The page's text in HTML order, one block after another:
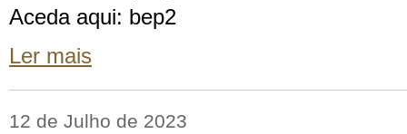
Aceda aqui: bep2
Ler mais
12 de Julho de 2023